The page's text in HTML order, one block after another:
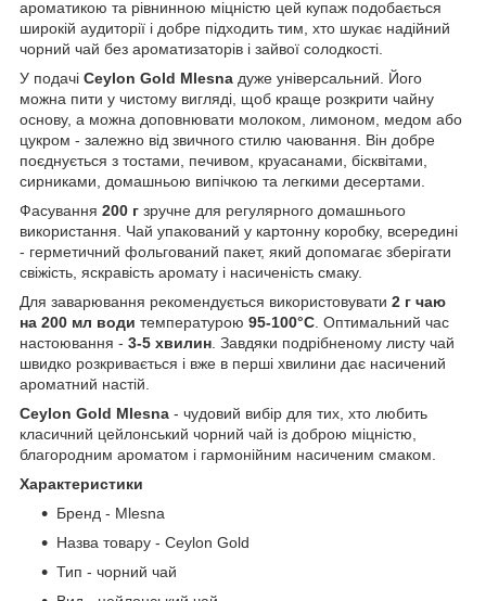
ароматикою та рівнинною міцністю цей купаж подобається
широкій аудиторії і добре підходить тим, хто шукає надійний
чорний чай без ароматизаторів і зайвої солодкості.
У подачі Ceylon Gold Mlesna дуже універсальний. Його
можна пити у чистому вигляді, щоб краще розкрити чайну
основу, а можна доповнювати молоком, лимоном, медом або
цукром - залежно від звичного стилю чаювання. Він добре
поєднується з тостами, печивом, круасанами, бісквітами,
сирниками, домашньою випічкою та легкими десертами.
Фасування 200 г зручне для регулярного домашнього
використання. Чай упакований у картонну коробку, всередині
- герметичний фольгований пакет, який допомагає зберігати
свіжість, яскравість аромату і насиченість смаку.
Для заварювання рекомендується використовувати 2 г чаю
на 200 мл води температурою 95-100°C. Оптимальний час
настоювання - 3-5 хвилин. Завдяки подрібненому листу чай
швидко розкривається і вже в перші хвилини дає насичений
ароматний настій.
Ceylon Gold Mlesna - чудовий вибір для тих, хто любить
класичний цейлонський чорний чай із доброю міцністю,
благородним ароматом і гармонійним насиченим смаком.
Характеристики
Бренд - Mlesna
Назва товару - Ceylon Gold
Тип - чорний чай